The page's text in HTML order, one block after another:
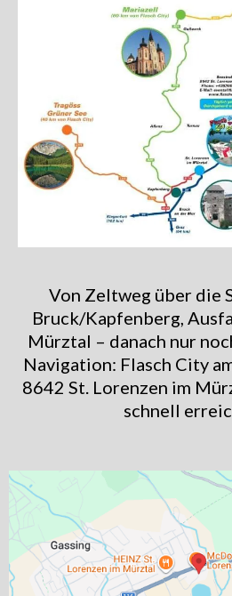
Von Zeltweg über die
Bruck/Kapfenberg,
Mürztal – danach nur
Navigation: Flasch City
8642 St. Lorenzen im
schnell